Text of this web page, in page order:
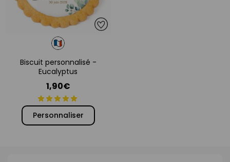
Biscuit personnalisé -
Eucalyptus
1,90€
Personnaliser